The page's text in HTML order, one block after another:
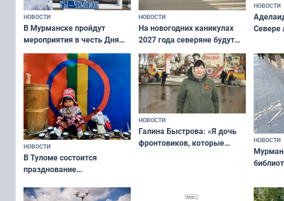
НОВОСТИ
В Мурманске пройдут
мероприятия в честь Дня
физкультурника
НОВОСТИ
На новогодних каникулах
2027 года северяне будут
отдыхать 11 дней
НОВОСТИ
а
ты им
НОВОСТИ
В Туломе состоится
празднование
коренных народов мира
НОВОСТИ
Галина Быстрова: «Я дочь
фронтовиков, которые
НОВОСТИ
и